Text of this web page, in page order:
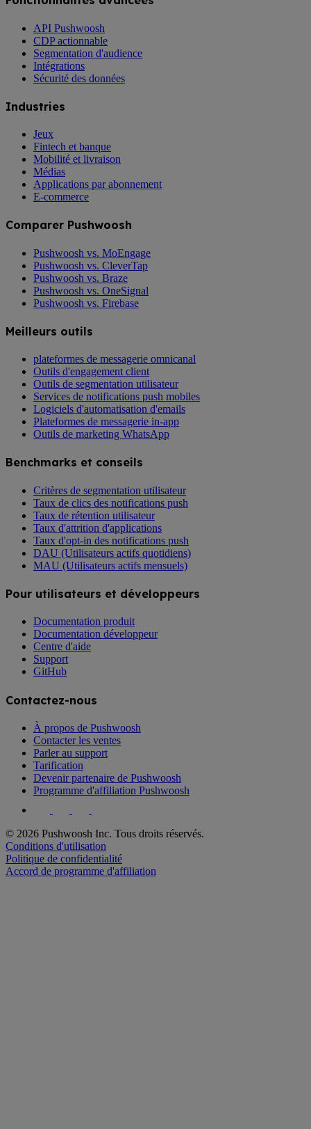
API Pushwoosh
CDP actionnable
Segmentation d'audience
Intégrations
Sécurité des données
Industries
Jeux
Fintech et banque
Mobilité et livraison
Médias
Applications par abonnement
E-commerce
Comparer Pushwoosh
Pushwoosh vs. MoEngage
Pushwoosh vs. CleverTap
Pushwoosh vs. Braze
Pushwoosh vs. OneSignal
Pushwoosh vs. Firebase
Meilleurs outils
plateformes de messagerie omnicanal
Outils d'engagement client
Outils de segmentation utilisateur
Services de notifications push mobiles
Logiciels d'automatisation d'emails
Plateformes de messagerie in-app
Outils de marketing WhatsApp
Benchmarks et conseils
Critères de segmentation utilisateur
Taux de clics des notifications push
Taux de rétention utilisateur
Taux d'attrition d'applications
Taux d'opt-in des notifications push
DAU (Utilisateurs actifs quotidiens)
MAU (Utilisateurs actifs mensuels)
Pour utilisateurs et développeurs
Documentation produit
Documentation développeur
Centre d'aide
Support
GitHub
Contactez-nous
À propos de Pushwoosh
Contacter les ventes
Parler au support
Tarification
Devenir partenaire de Pushwoosh
Programme d'affiliation Pushwoosh
© 2026 Pushwoosh Inc. Tous droits réservés.
Conditions d'utilisation
Politique de confidentialité
Accord de programme d'affiliation